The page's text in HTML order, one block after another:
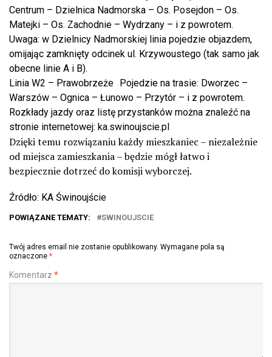
Centrum – Dzielnica Nadmorska – Os. Posejdon – Os.
Matejki – Os. Zachodnie – Wydrzany – i z powrotem.
Uwaga: w Dzielnicy Nadmorskiej linia pojedzie objazdem,
omijając zamknięty odcinek ul. Krzywoustego (tak samo jak
obecne linie A i B).
Linia W2 – Prawobrzeże Pojedzie na trasie: Dworzec –
Warszów – Ognica – Łunowo – Przytór – i z powrotem.
Rozkłady jazdy oraz listę przystanków można znaleźć na
stronie internetowej: ka.swinoujscie.pl
Dzięki temu rozwiązaniu każdy mieszkaniec – niezależnie
od miejsca zamieszkania – będzie mógł łatwo i
bezpiecznie dotrzeć do komisji wyborczej.
Źródło: KA Świnoujście
POWIĄZANE TEMATY: SWINOUJSCIE
Twój adres email nie zostanie opublikowany. Wymagane pola są
oznaczone *
Komentarz *